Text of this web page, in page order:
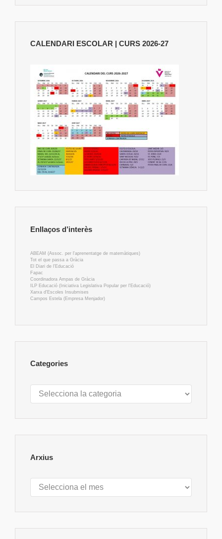
CALENDARI ESCOLAR | CURS 2026-27
Enllaços d’interès
ABEAM (Assoc. per l'aprenentatge de matemàtiques)
Tot el que passa a Gràcia
El Diari de l'Educació
Fapac
Coordinadora Ampas de Gràcia
ILP Educació (Iniciativa Legislativa Popular per l'Educació)
Xarxa d'Escoles Insubmises
Campos Estela (Empresa Menjador)
Categories
Categories
Arxius
Arxius